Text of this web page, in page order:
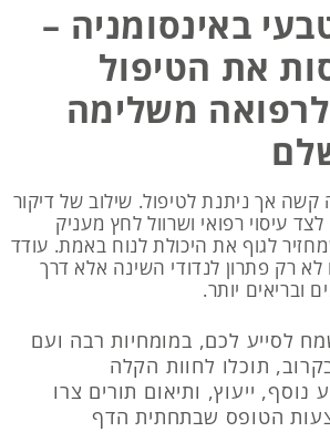
באינסומניה –
את הטיפול
לרפואה משלימה
קשה אך ניתנת לטיפול. שילוב של דיקור
לצד עיסוי רפואי ושרוול לחץ מעניק
לגוף את היכולת לנוח באמת. עודד
רק פתרון לנדודי השינה אלא דרך
ובריאים יותר.
לסייע לכם, במומחיות רבה ועם
תוכלו לחוות הקלה
ייעוץ, ותיאום תורים צרו
הטופס שבתחתית הדף